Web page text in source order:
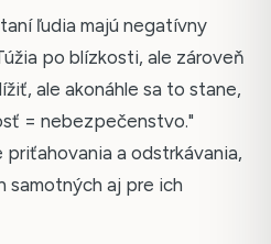
ľudia majú negatívny
po blízkosti, ale zároveň
ale akonáhle sa to stane,
= nebezpečenstvo."
a odstrkávania,
samotných aj pre ich